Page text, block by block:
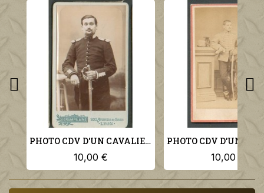
PHOTO CDV D'UN CAVALIER DU 2 ème REGIMENT DE DRAGONS
10,00 € 10,00 €